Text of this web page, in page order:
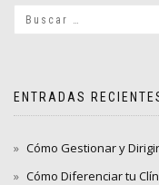
ENTRADAS
Cómo Gestionar y
Cómo Diferenciar tu